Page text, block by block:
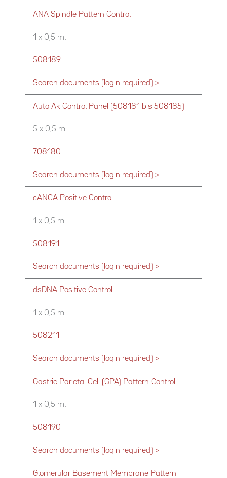
ANA Spindle Pattern Control
1 x 0,5 ml
508189
Search documents (login required) >
Auto Ak Control Panel (508181 bis 508185)
5 x 0,5 ml
708180
Search documents (login required) >
cANCA Positive Control
1 x 0,5 ml
508191
Search documents (login required) >
dsDNA Positive Control
1 x 0,5 ml
508211
Search documents (login required) >
Gastric Parietal Cell (GPA) Pattern Control
1 x 0,5 ml
508190
Search documents (login required) >
Glomerular Basement Membrane Pattern